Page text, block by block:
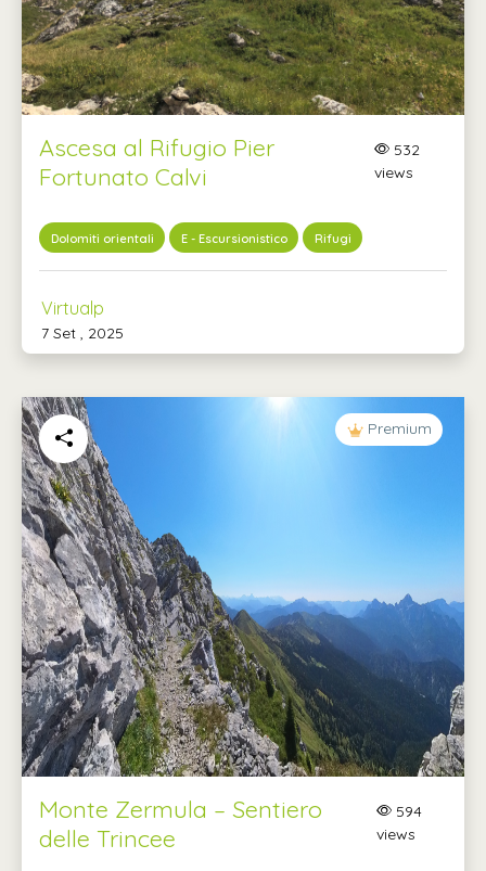
Ascesa al Rifugio Pier
Fortunato Calvi
532
views
Dolomiti orientali E - Escursionistico Rifugi
Virtualp
7 Set , 2025
Premium
Monte Zermula – Sentiero
delle Trincee
594
views